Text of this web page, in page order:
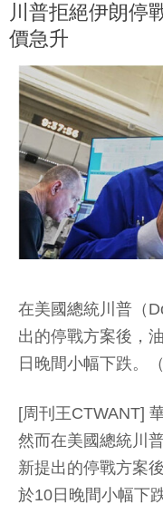
川普拒絕伊朗停
價急升
在美國總統川普（
出的停戰方案後，
日晚間小幅下跌。
[周刊王CTWANT]
然而在美國總統川
新提出的停戰方案
於10日晚間小幅下跌